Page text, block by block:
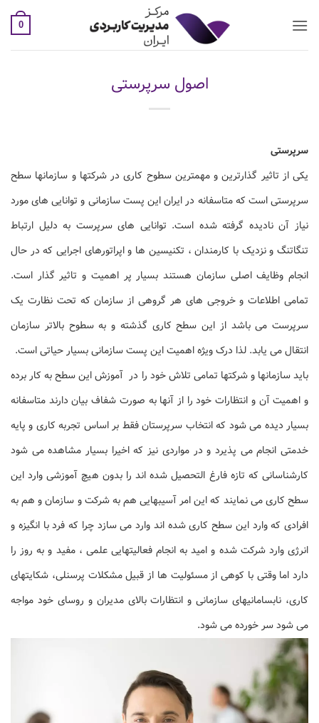
0
اصول سرپرستی
سرپرستی
یکی از تاثیر گذارترین و مهمترین سطوح کاری در شرکتها و سازمانها سطح
سرپرستی است که متاسفانه در ایران این پست سازمانی و توانایی های مورد
نیاز آن نادیده گرفته شده است. توانایی های سرپرست به دلیل ارتباط
تنگاتنگ و نزدیک با کارمندان ، تکنیسین ها و اپراتورهای اجرایی که در حال
انجام وظایف اصلی سازمان هستند بسیار پر اهمیت و تاثیر گذار است.
تمامی اطلاعات و خروجی های هر گروهی از سازمان که تحت نظارت یک
سرپرست می باشد از این سطح کاری گذشته و به سطوح بالاتر سازمان
انتقال می یابد. لذا درک ویژه اهمیت این پست سازمانی بسیار حیاتی است.
باید سازمانها و شرکتها تمامی تلاش خود را در آموزش این سطح به کار برده
و اهمیت آن و انتظارات خود را از آنها به صورت شفاف بیان دارند متاسفانه
بسیار دیده می شود که انتخاب سرپرستان فقط بر اساس تجربه کاری و پایه
خدمتی انجام می پذیرد و در مواردی نیز که اخیرا بسیار مشاهده می شود
کارشناسانی که تازه فارغ التحصیل شده اند را بدون هیچ آموزشی وارد این
سطح کاری می نمایند که این امر آسیبهایی هم به شرکت و سازمان و هم به
افرادی که وارد این سطح کاری شده اند وارد می سازد چرا که فرد با انگیزه و
انرژی وارد شرکت شده و امید به انجام فعالیتهایی علمی ، مفید و به روز را
دارد اما وقتی با کوهی از مسئولیت ها از قبیل مشکلات پرسنلی، شکایتهای
کاری، نابسامانیهای سازمانی و انتظارات بالای مدیران و روسای خود مواجه
می شود سر خورده می شود.